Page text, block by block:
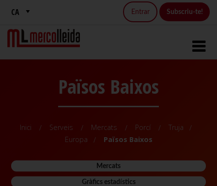
Entrar Subscriu-te!
Països Baixos
Inici Serveis Mercats Porcí
Truja
Europa
Països Baixos
Mercats
Gràfics estadístics